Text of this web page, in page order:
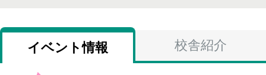
イベント情報 校舎紹介